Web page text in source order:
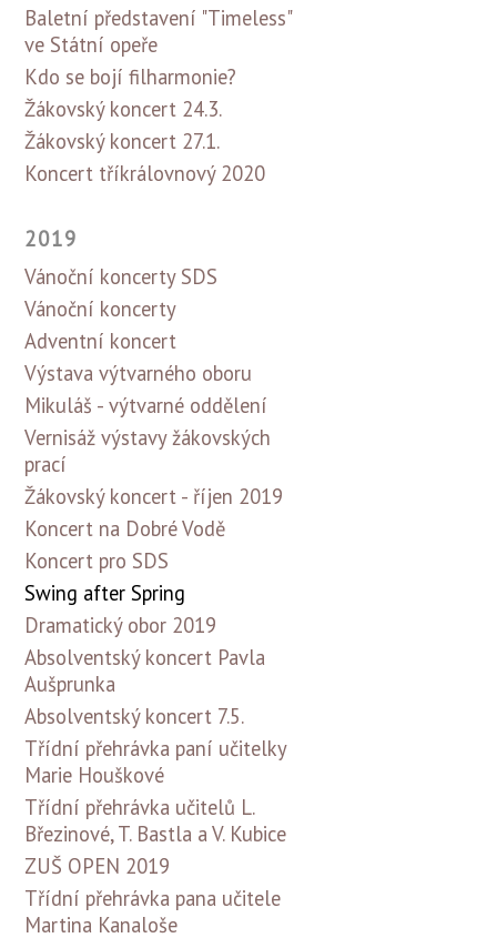
Baletní představení "Timeless"
ve Státní opeře
Kdo se bojí filharmonie?
Žákovský koncert 24.3.
Žákovský koncert 27.1.
Koncert tříkrálovnový 2020
2019
Vánoční koncerty SDS
Vánoční koncerty
Adventní koncert
Výstava výtvarného oboru
Mikuláš - výtvarné oddělení
Vernisáž výstavy žákovských
prací
Žákovský koncert - říjen 2019
Koncert na Dobré Vodě
Koncert pro SDS
Swing after Spring
Dramatický obor 2019
Absolventský koncert Pavla
Aušprunka
Absolventský koncert 7.5.
Třídní přehrávka paní učitelky
Marie Houškové
Třídní přehrávka učitelů L.
Březinové, T. Bastla a V. Kubice
ZUŠ OPEN 2019
Třídní přehrávka pana učitele
Martina Kanaloše